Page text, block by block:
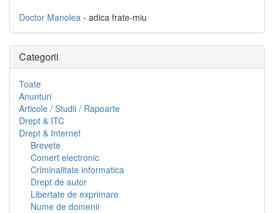
Doctor Manolea - adica frate-miu
Categorii
Toate
Anunturi
Articole / Studii / Rapoarte
Drept & ITC
Drept & Internet
Brevete
Comert electronic
Criminalitate informatica
Drept de autor
Libertate de exprimare
Nume de domenii